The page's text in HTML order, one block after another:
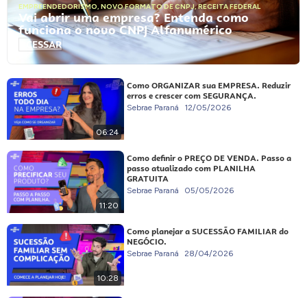
EMPREENDEDORISMO, NOVO FORMATO DE CNPJ,RECEITA FEDERAL
Vai abrir uma empresa? Entenda como
funciona o novo CNPJ Alfanumérico
ACESSAR
06:24
Como ORGANIZAR sua EMPRESA. Reduzir
erros e crescer com SEGURANÇA.
Sebrae Paraná 12/05/2026
11:20
Como definir o PREÇO DE VENDA. Passo a
passo atualizado com PLANILHA
GRATUITA
Sebrae Paraná 05/05/2026
10:28
Como planejar a SUCESSÃO FAMILIAR do
NEGÓCIO.
Sebrae Paraná 28/04/2026